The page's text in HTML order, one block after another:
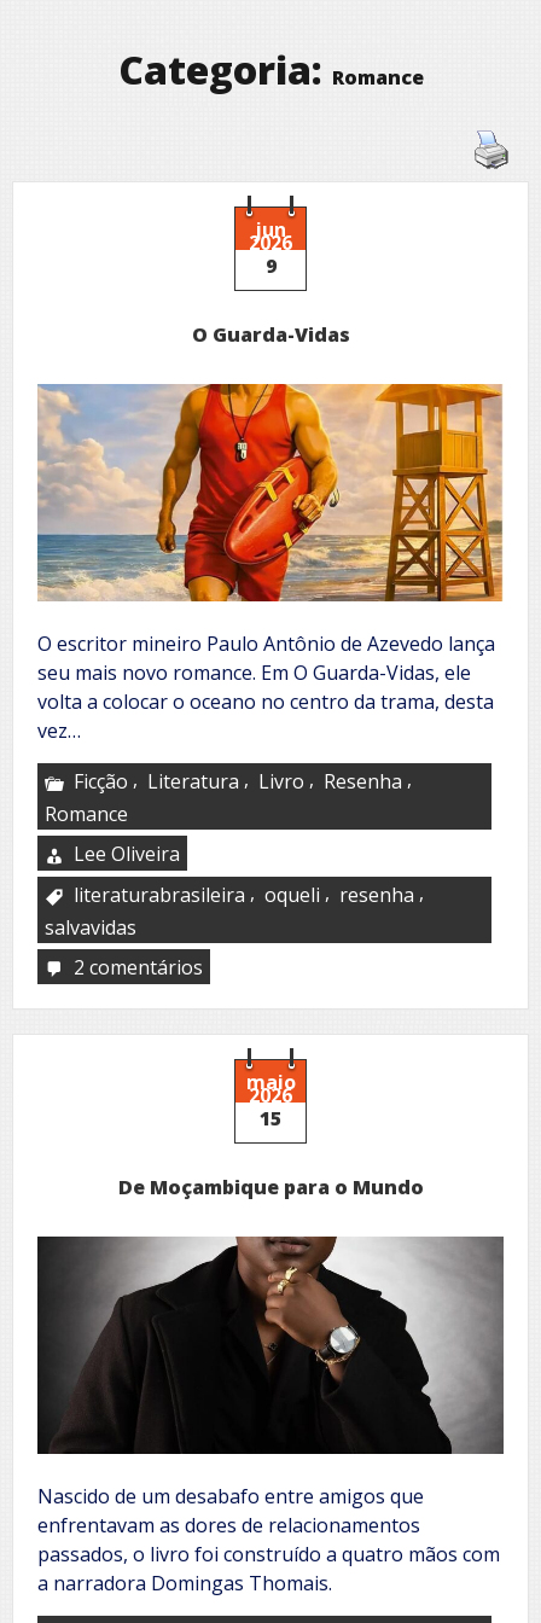
Categoria: Romance
jun
2026
9
O Guarda-Vidas
O escritor mineiro Paulo Antônio de Azevedo lança
seu mais novo romance. Em O Guarda-Vidas, ele
volta a colocar o oceano no centro da trama, desta
vez…
Ficção , Literatura , Livro , Resenha ,
Romance
Lee Oliveira
literaturabrasileira , oqueli , resenha ,
salvavidas
2 comentários
Guarda-
Vidas
maio
2026
15
De Moçambique para o Mundo
Nascido de um desabafo entre amigos que
enfrentavam as dores de relacionamentos
passados, o livro foi construído a quatro mãos com
a narradora Domingas Thomais.